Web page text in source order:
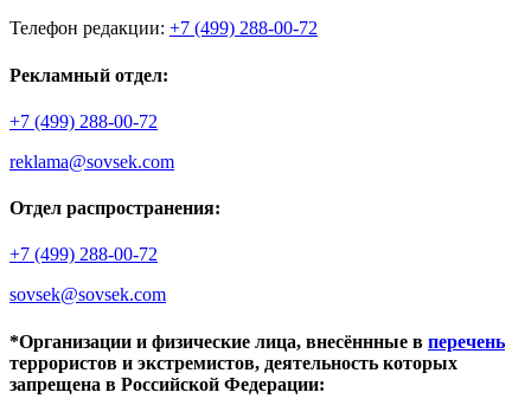
Телефон редакции: +7 (499) 288-00-72
Рекламный отдел:
+7 (499) 288-00-72
reklama@sovsek.com
Отдел распространения:
+7 (499) 288-00-72
sovsek@sovsek.com
*Организации и физические лица, внесённные в перечень
террористов и экстремистов, деятельность которых
запрещена в Российской Федерации: